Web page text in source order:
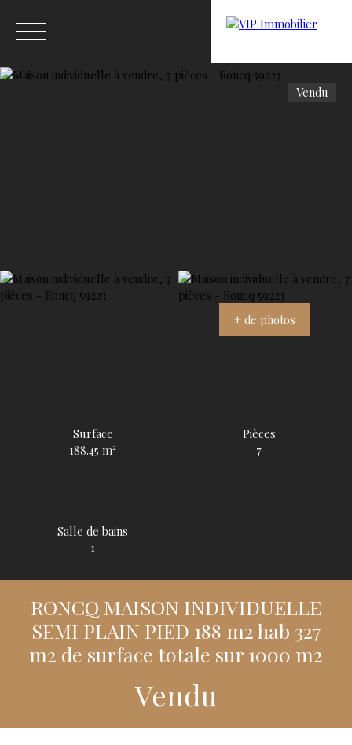
Estimation
Vendu
+ de photos
Surface
188.45m²
Pièces
7
Salle de bains
1
RONCQ MAISON INDIVIDUELLE
SEMI PLAIN PIED 188 m2 hab 327
m2 de surface totale sur 1000 m2
Vendu